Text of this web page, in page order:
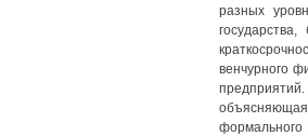
разных
венчурного
формального